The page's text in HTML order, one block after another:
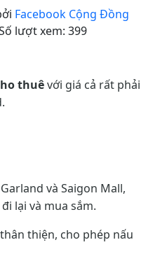
Facebook Cộng Đồng
lượt xem: 399
thuêvới giá cả rất phải
và Saigon Mall,
lại và mua sắm.
thiện, cho phép nấu